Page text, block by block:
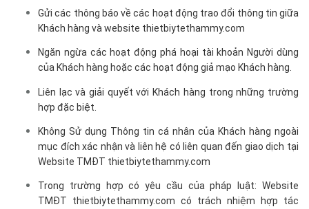
Gửi các thông báo về các hoạt động trao đổi thông tin giữa
Khách hàng và website thietbiytethammy.com
Ngăn ngừa các hoạt động phá hoại tài khoản Người dùng
của Khách hàng hoặc các hoạt động giả mạo Khách hàng.
Liên lạc và giải quyết với Khách hàng trong những trường
hợp đặc biệt.
Không Sử dụng Thông tin cá nhân của Khách hàng ngoài
mục đích xác nhận và liên hệ có liên quan đến giao dịch tại
Website TMĐT thietbiytethammy.com
Trong trường hợp có yêu cầu của pháp luật: Website
TMĐT thietbiytethammy.com có trách nhiệm hợp tác